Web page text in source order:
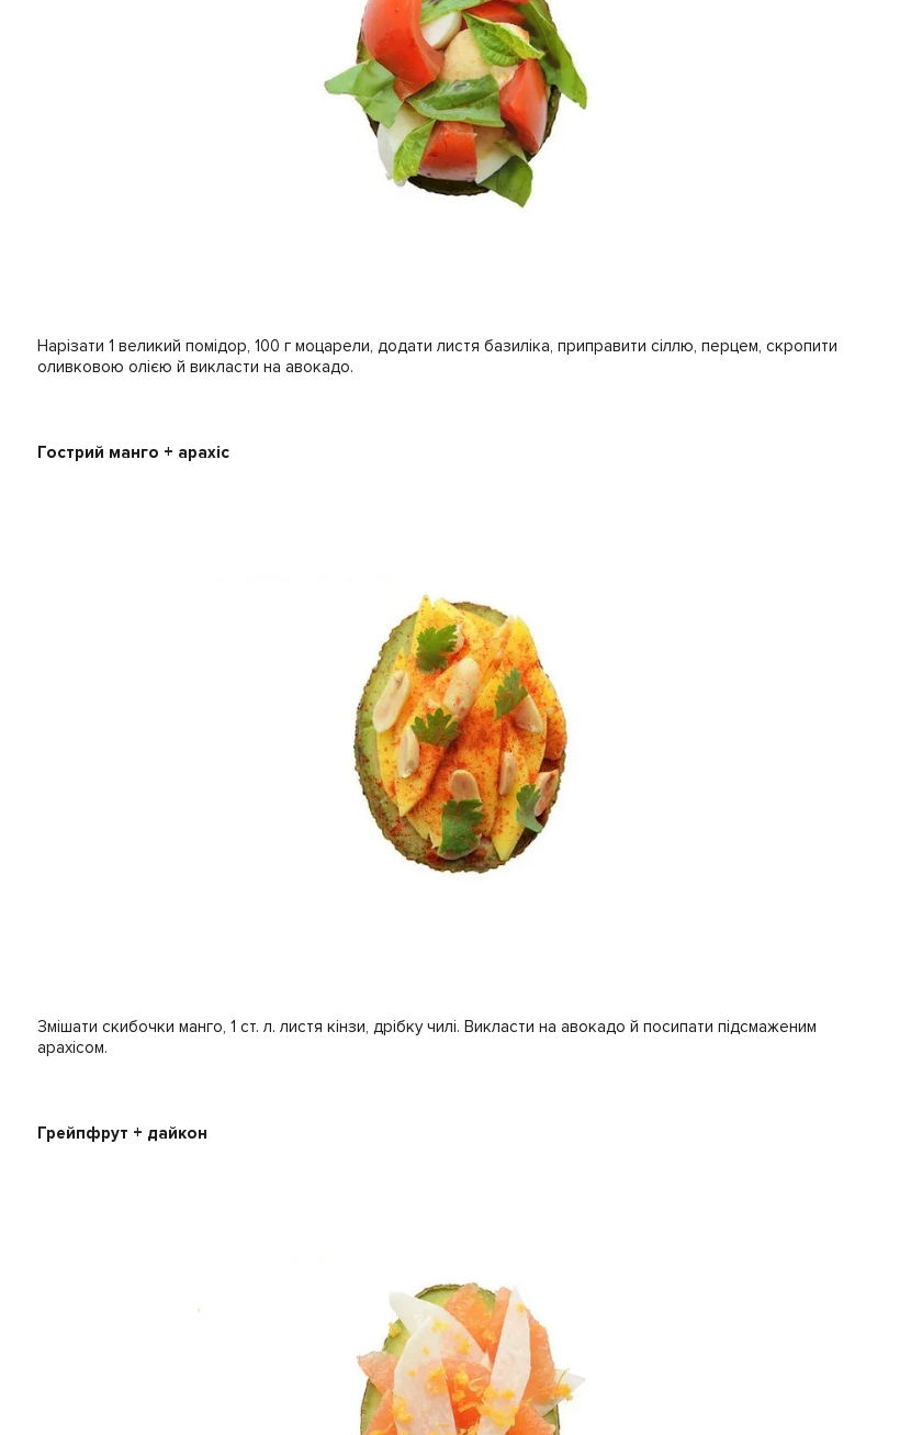
Нарізати 1 великий помідор, 100 г моцарели, додати листя базиліка, приправити сіллю, перцем, скропити
оливковою олією й викласти на авокадо.
Гострий манго + арахіс
Змішати скибочки манго, 1 ст. л. листя кінзи, дрібку чилі. Викласти на авокадо й посипати підсмаженим
арахісом.
Грейпфрут + дайкон